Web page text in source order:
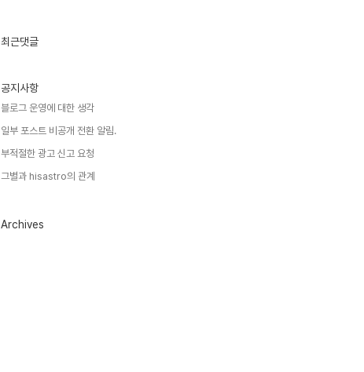
인
최근댓글
공지사항
블로그 운영에 대한 생각
일부 포스트 비공개 전환 알림.
부적절한 광고 신고 요청
그별과 hisastro의 관계
Archives